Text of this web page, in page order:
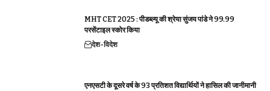
MHT CET 2025 : पीडब्ल्यू की श्रेया सुंजय पांडे ने 99.99
परसेंटाइल स्कोर किया
देश-विदेश
एनएसटी के दूसरे वर्ष के 93 प्रतिशत विद्यार्थियों ने हासिल की जानीमानी